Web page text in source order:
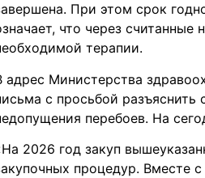
При этом срок
что через считанные
терапии.
адрес Министерства
с просьбой
перебоев. На
2026 год закуп
процедур. Вместе